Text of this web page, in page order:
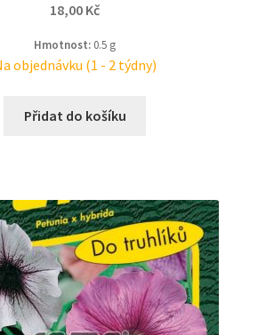
18,00 Kč
Hmotnost: 0.5 g
objednávku (1 - 2 týdny)
Přidat do košíku